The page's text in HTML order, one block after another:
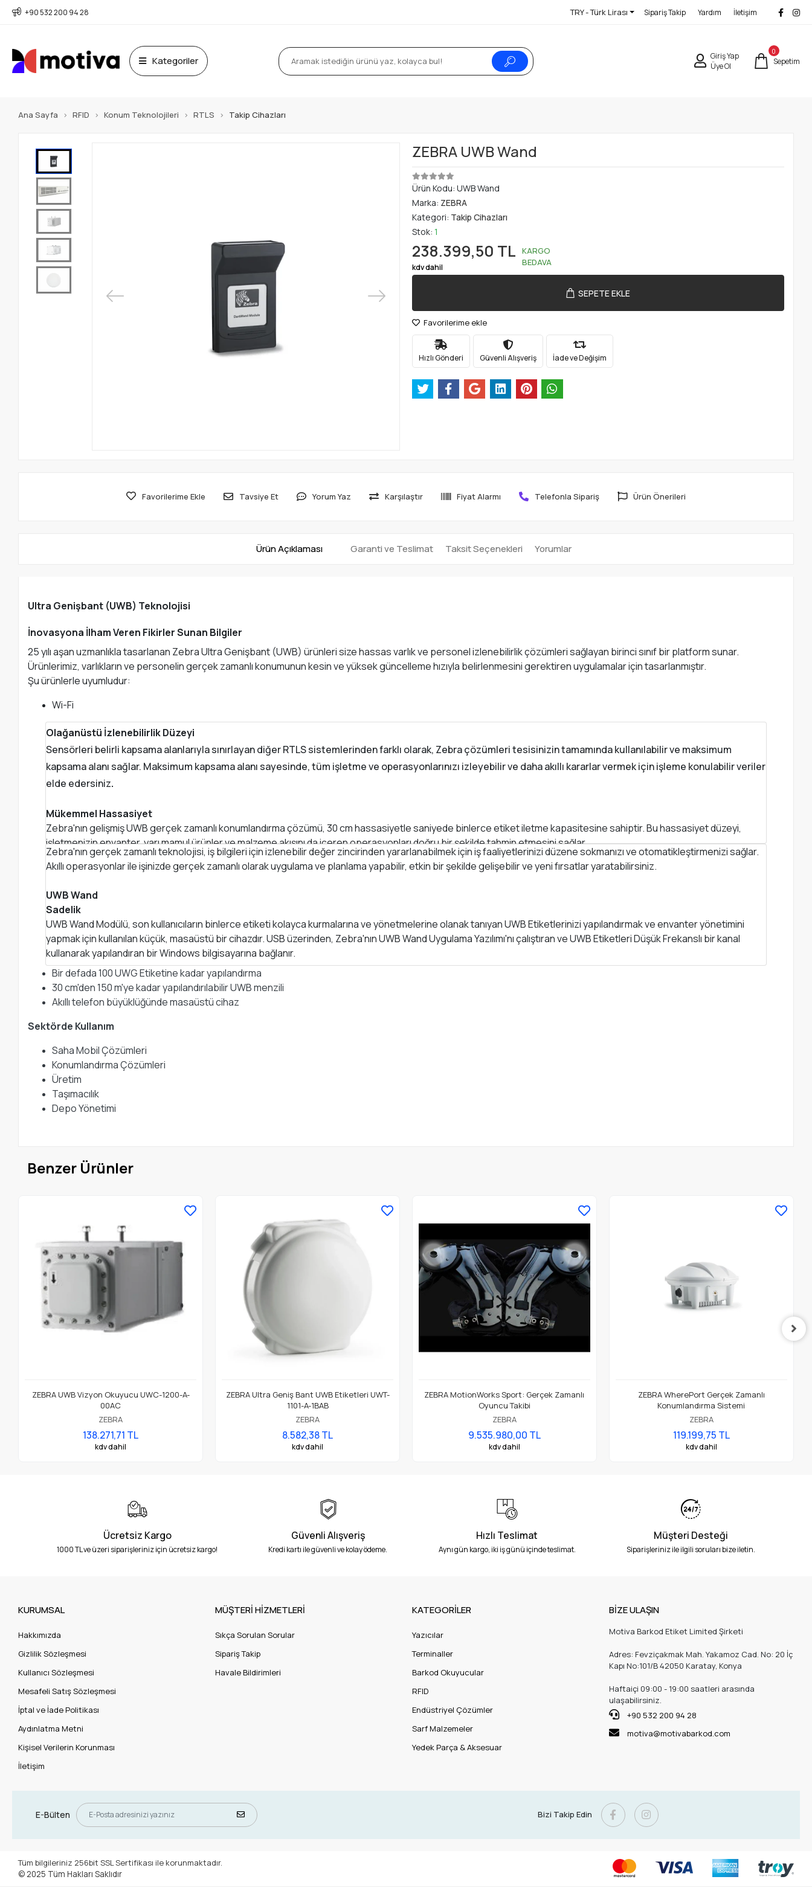
+90 532 200 94 28 TRY - Türk Lirası Sipariş Takip Yardım İletişim
Kategoriler
Giriş Yap
Üye Ol
0
Sepetim
Ana Sayfa RFID Konum Teknolojileri RTLS Takip Cihazları
ZEBRA UWB Wand
Ürün Kodu: UWB Wand
Marka: ZEBRA
Kategori: Takip Cihazları
Stok: 1
238.399,50 TL
kdv dahil
KARGO
BEDAVA
SEPETE EKLE
Favorilerime ekle
Hızlı Gönderi Güvenli Alışveriş İade ve Değişim
Favorilerime Ekle Tavsiye Et Yorum Yaz Karşılaştır Fiyat Alarmı Telefonla Sipariş Ürün Önerileri
Ürün Açıklaması Garanti ve Teslimat Taksit Seçenekleri Yorumlar
Ultra Genişbant (UWB) Teknolojisi
İnovasyona İlham Veren Fikirler Sunan Bilgiler
25 yılı aşan uzmanlıkla tasarlanan Zebra Ultra Genişbant (UWB) ürünleri size hassas varlık ve personel izlenebilirlik çözümleri sağlayan birinci sınıf bir platform sunar.
Ürünlerimiz, varlıkların ve personelin gerçek zamanlı konumunun kesin ve yüksek güncelleme hızıyla belirlenmesini gerektiren uygulamalar için tasarlanmıştır.
Şu ürünlerle uyumludur:
Wi-Fi
Olağanüstü İzlenebilirlik Düzeyi
Sensörleri belirli kapsama alanlarıyla sınırlayan diğer RTLS sistemlerinden farklı olarak, Zebra çözümleri tesisinizin tamamında kullanılabilir ve maksimum
kapsama alanı sağlar. Maksimum kapsama alanı sayesinde, tüm işletme ve operasyonlarınızı izleyebilir ve daha akıllı kararlar vermek için işleme konulabilir veriler
elde edersiniz.
Mükemmel Hassasiyet
Zebra'nın gelişmiş UWB gerçek zamanlı konumlandırma çözümü, 30 cm hassasiyetle saniyede binlerce etiket iletme kapasitesine sahiptir. Bu hassasiyet düzeyi,
işletmenizin envanter, yarı mamul ürünler ve malzeme akışını da içeren operasyonları doğru bir şekilde tahmin etmesini sağlar.
Gerçek Zamanlı Olarak Takip Edin
Zebra'nın gerçek zamanlı teknolojisi, iş bilgileri için izlenebilir değer zincirinden yararlanabilmek için iş faaliyetlerinizi düzene sokmanızı ve otomatikleştirmenizi sağlar.
Akıllı operasyonlar ile işinizde gerçek zamanlı olarak uygulama ve planlama yapabilir, etkin bir şekilde gelişebilir ve yeni fırsatlar yaratabilirsiniz.
UWB Wand
Sadelik
UWB Wand Modülü, son kullanıcıların binlerce etiketi kolayca kurmalarına ve yönetmelerine olanak tanıyan UWB Etiketlerinizi yapılandırmak ve envanter yönetimini
yapmak için kullanılan küçük, masaüstü bir cihazdır. USB üzerinden, Zebra'nın UWB Wand Uygulama Yazılımı'nı çalıştıran ve UWB Etiketleri Düşük Frekanslı bir kanal
kullanarak yapılandıran bir Windows bilgisayarına bağlanır.
Bir defada 100 UWG Etiketine kadar yapılandırma
30 cm'den 150 m'ye kadar yapılandırılabilir UWB menzili
Akıllı telefon büyüklüğünde masaüstü cihaz
Sektörde Kullanım
Saha Mobil Çözümleri
Konumlandırma Çözümleri
Üretim
Taşımacılık
Depo Yönetimi
Benzer Ürünler
ZEBRA UWB Vizyon Okuyucu UWC-1200-A-
00AC
ZEBRA
138.271,71 TL
kdv dahil
ZEBRA Ultra Geniş Bant UWB Etiketleri UWT-
1101-A-1BAB
ZEBRA
8.582,38 TL
kdv dahil
ZEBRA MotionWorks Sport: Gerçek Zamanlı
Oyuncu Takibi
ZEBRA
9.535.980,00 TL
kdv dahil
ZEBRA WherePort Gerçek Zamanlı
Konumlandırma Sistemi
ZEBRA
119.199,75 TL
kdv dahil
Ücretsiz Kargo
1000 TL ve üzeri siparişleriniz için ücretsiz kargo!
Güvenli Alışveriş
Kredi kartı ile güvenli ve kolay ödeme.
Hızlı Teslimat
Aynı gün kargo, iki iş günü içinde teslimat.
Müşteri Desteği
Siparişleriniz ile ilgili soruları bize iletin.
KURUMSAL
Hakkımızda
Gizlilik Sözleşmesi
Kullanıcı Sözleşmesi
Mesafeli Satış Sözleşmesi
İptal ve İade Politikası
Aydınlatma Metni
Kişisel Verilerin Korunması
İletişim
MÜŞTERİ HİZMETLERİ
Sıkça Sorulan Sorular
Sipariş Takip
Havale Bildirimleri
KATEGORİLER
Yazıcılar
Terminaller
Barkod Okuyucular
RFID
Endüstriyel Çözümler
Sarf Malzemeler
Yedek Parça & Aksesuar
BİZE ULAŞIN
Motiva Barkod Etiket Limited Şirketi
Adres: Fevziçakmak Mah. Yakamoz Cad. No: 20 İç
Kapı No:101/B 42050 Karatay, Konya
Haftaiçi 09:00 - 19:00 saatleri arasında
ulaşabilirsiniz.
+90 532 200 94 28
motiva@motivabarkod.com
E-Bülten Bizi Takip Edin
Tüm bilgileriniz 256bit SSL Sertifikası ile korunmaktadır.
© 2025 Tüm Hakları Saklıdır